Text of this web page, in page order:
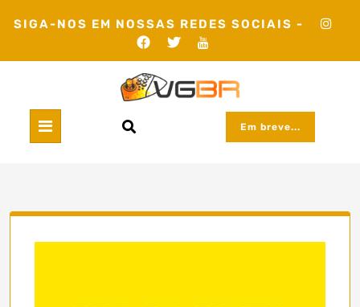
SIGA-NOS EM NOSSAS REDES SOCIAIS -
Em breve...